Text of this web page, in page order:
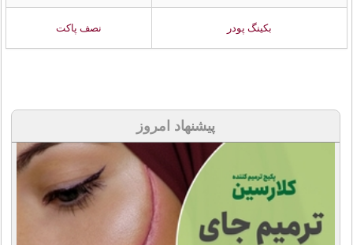
بکینگ پودر نصف پاکت
پیشنهاد امروز